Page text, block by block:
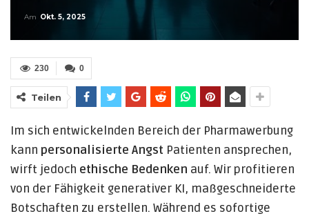
Am Okt. 5, 2025
0
230
Teilen
Im sich entwickelnden Bereich der Pharmawerbung
kann personalisierte Angst Patienten ansprechen,
wirft jedoch ethische Bedenken auf. Wir profitieren
von der Fähigkeit generativer KI, maßgeschneiderte
Botschaften zu erstellen. Während es sofortige